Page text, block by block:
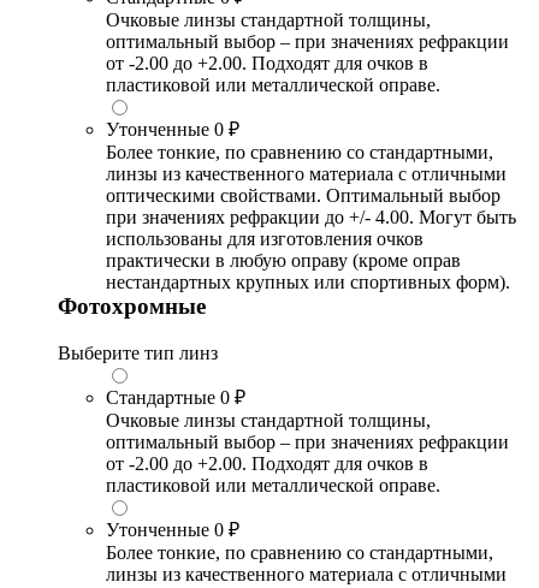
Очковые линзы стандартной толщины,
оптимальный выбор – при значениях рефракции
от -2.00 до +2.00. Подходят для очков в
пластиковой или металлической оправе.
Утонченные 0 ₽
Более тонкие, по сравнению со стандартными,
линзы из качественного материала с отличными
оптическими свойствами. Оптимальный выбор
при значениях рефракции до +/- 4.00. Могут быть
использованы для изготовления очков
практически в любую оправу (кроме оправ
нестандартных крупных или спортивных форм).
Фотохромные
Выберите тип линз
Стандартные 0 ₽
Очковые линзы стандартной толщины,
оптимальный выбор – при значениях рефракции
от -2.00 до +2.00. Подходят для очков в
пластиковой или металлической оправе.
Утонченные 0 ₽
Более тонкие, по сравнению со стандартными,
линзы из качественного материала с отличными